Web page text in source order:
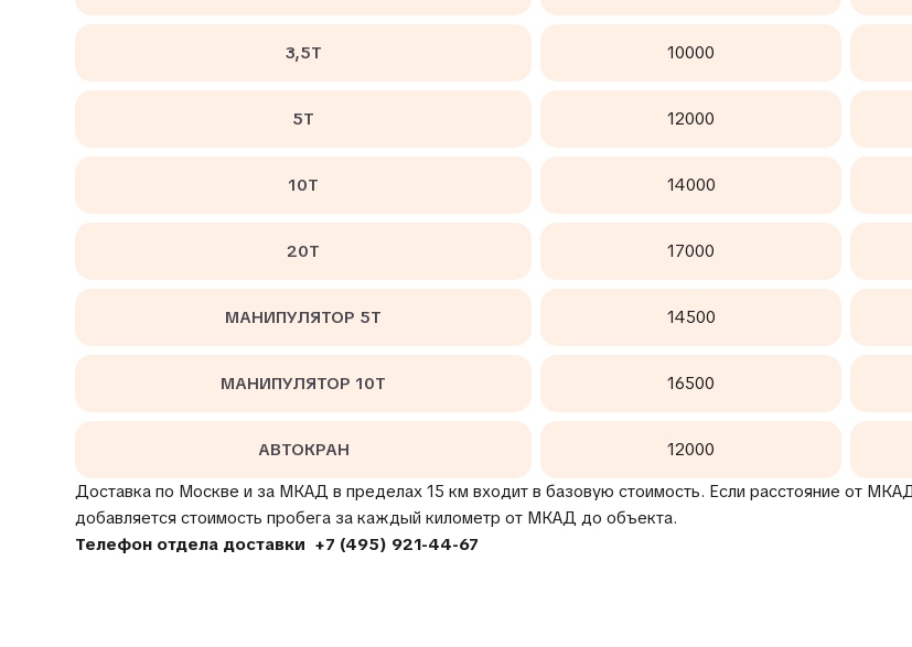
3,5Т 10000
5Т 12000
10Т 14000
20Т 17000
МАНИПУЛЯТОР 5Т 14500
МАНИПУЛЯТОР 10Т 16500
АВТОКРАН 12000
Доставка по Москве и за МКАД в пределах 15 км входит в базовую стоимость. Если расстояние от
добавляется стоимость пробега за каждый километр от МКАД до объекта.
Телефон отдела доставки +7 (495) 921-44-67